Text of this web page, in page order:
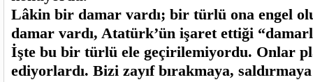
Lâkin bir damar vardı; bir türlü ona engel
damar vardı, Atatürk’ün işaret ettiği
İşte bu bir türlü ele geçirilemiyordu. Onlar
ediyorlardı. Bizi zayıf bırakmaya,